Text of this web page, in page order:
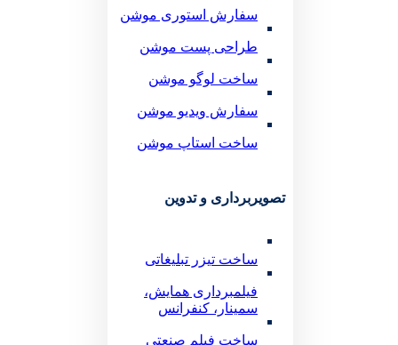
سفارش استوری موشن
طراحی پست موشن
ساخت لوگو موشن
سفارش ویدیو موشن
ساخت استاپ موشن
تصویربرداری و تدوین
ساخت تیزر تبلیغاتی
فیلمبرداری همایش،
سمینار، کنفرانس
ساخت فیلم صنعتی